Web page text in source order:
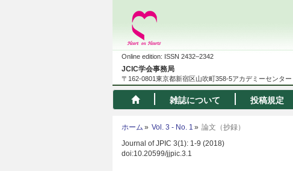
Online edition: ISSN 2432–2342
JCIC学会事務局
〒162-0801東京都新宿区山吹町358-5アカデミーセンター
雑誌について 投稿規定
ホーム Vol. 3 - No. 1
論文（抄録）
Journal of JPIC 3(1): 1-9 (2018)
doi:10.20599/jjpic.3.1